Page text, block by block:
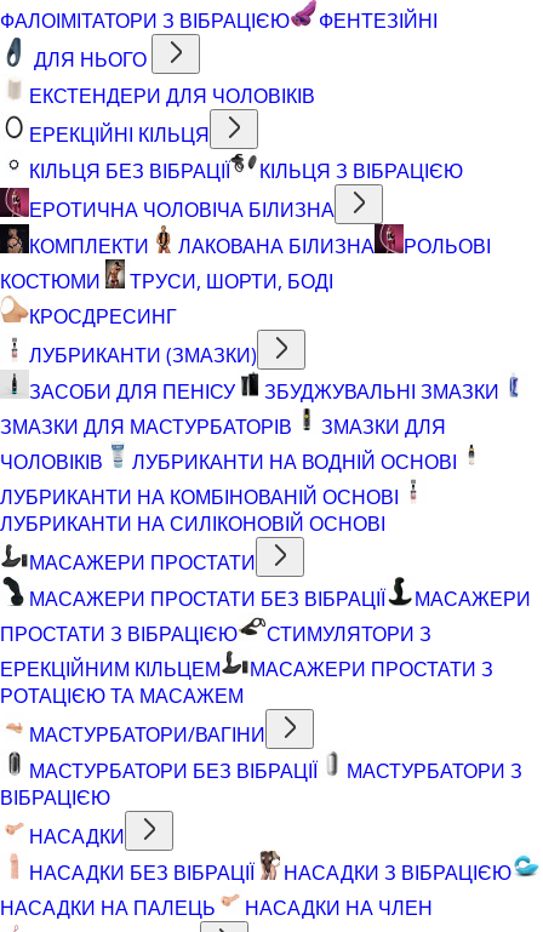
ФАЛОІМІТАТОРИ З ВІБРАЦІЄЮ
ФЕНТЕЗІЙНІ
ДЛЯ НЬОГО
ЕКСТЕНДЕРИ ДЛЯ ЧОЛОВІКІВ
ЕРЕКЦІЙНІ КІЛЬЦЯ
КІЛЬЦЯ БЕЗ ВІБРАЦІЇ
КІЛЬЦЯ З ВІБРАЦІЄЮ
ЕРОТИЧНА ЧОЛОВІЧА БІЛИЗНА
КОМПЛЕКТИ
ЛАКОВАНА БІЛИЗНА
РОЛЬОВІ
КОСТЮМИ
ТРУСИ, ШОРТИ, БОДІ
КРОСДРЕСИНГ
ЛУБРИКАНТИ (ЗМАЗКИ)
ЗАСОБИ ДЛЯ ПЕНІСУ
ЗБУДЖУВАЛЬНІ ЗМАЗКИ
ЗМАЗКИ ДЛЯ МАСТУРБАТОРІВ
ЗМАЗКИ ДЛЯ
ЧОЛОВІКІВ
ЛУБРИКАНТИ НА ВОДНІЙ ОСНОВІ
ЛУБРИКАНТИ НА КОМБІНОВАНІЙ ОСНОВІ
ЛУБРИКАНТИ НА СИЛІКОНОВІЙ ОСНОВІ
МАСАЖЕРИ ПРОСТАТИ
МАСАЖЕРИ ПРОСТАТИ БЕЗ ВІБРАЦІЇ
МАСАЖЕРИ
ПРОСТАТИ З ВІБРАЦІЄЮ
СТИМУЛЯТОРИ З
ЕРЕКЦІЙНИМ КІЛЬЦЕМ
МАСАЖЕРИ ПРОСТАТИ З
РОТАЦІЄЮ ТА МАСАЖЕМ
МАСТУРБАТОРИ/ВАГІНИ
МАСТУРБАТОРИ БЕЗ ВІБРАЦІЇ
МАСТУРБАТОРИ З
ВІБРАЦІЄЮ
НАСАДКИ
НАСАДКИ БЕЗ ВІБРАЦІЇ
НАСАДКИ З ВІБРАЦІЄЮ
НАСАДКИ НА ПАЛЕЦЬ
НАСАДКИ НА ЧЛЕН